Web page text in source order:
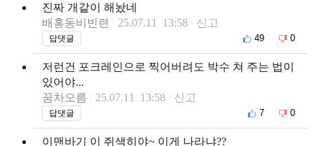
진짜 개같이 해놨네
배홍동비빈련
25.07.11 13:58 신고
답댓글 49 0
저런건 포크레인으로 찍어버려도 박수 쳐 주는 법이
있어야...
꿈차오름
25.07.11 13:58 신고
답댓글 7 0
이맨바기 이 쥐색히야~ 이게 나라냐??